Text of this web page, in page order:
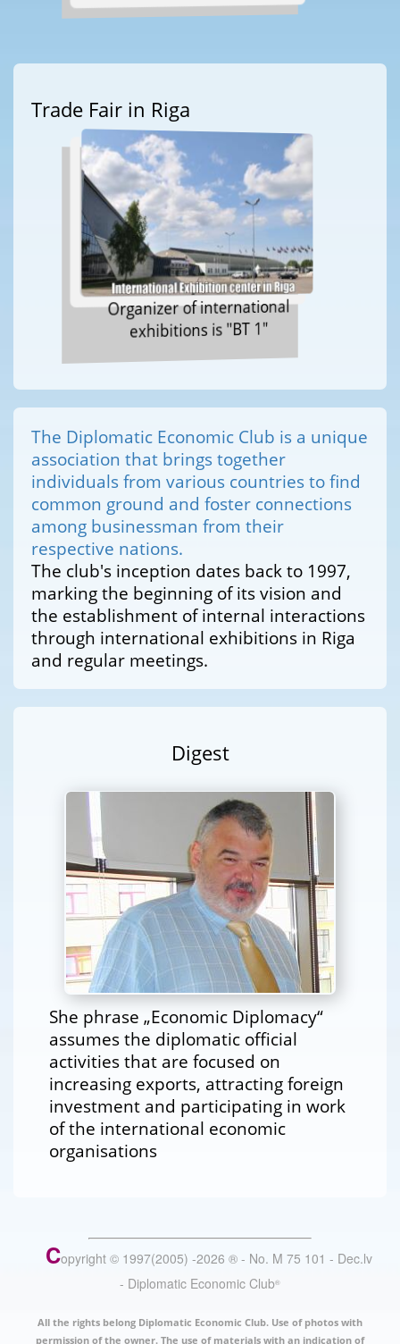
Trade Fair in Riga
Organizer of international
exhibitions is "BT 1"
The Diplomatic Economic Club is a unique
association that brings together
individuals from various countries to find
common ground and foster connections
among businessman from their
respective nations.
The club's inception dates back to 1997,
marking the beginning of its vision and
the establishment of internal interactions
through international exhibitions in Riga
and regular meetings.
Digest
She phrase „Economic Diplomacy“
assumes the diplomatic official
activities that are focused on
increasing exports, attracting foreign
investment and participating in work
of the international economic
organisations
Copyright © 1997(2005) -2026 ® - No. M 75 101 - Dec.lv
- Diplomatic Economic Club®
All the rights belong Diplomatic Economic Club. Use of photos with
permission of the owner. The use of materials with an indication of